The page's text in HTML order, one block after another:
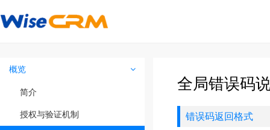
概览
简介
授权与验证机制
全局错误码
错误码返回格式